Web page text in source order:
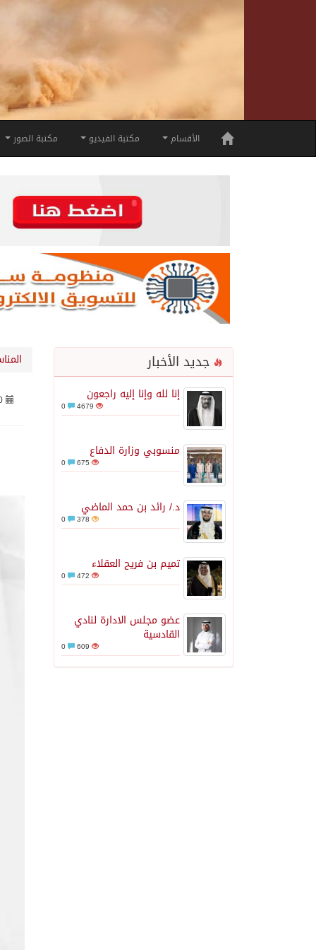
الأقسام مكتبة الفيديو مكتبة الصور
جديد الأخبار
إنا لله وإنا إليه راجعون
4679
منسوبي وزارة الدفاع
675
د./ رائد بن حمد الماضي
378
تميم بن فريح العقلاء
472
عضو مجلس الادارة لنادي
القادسية
609